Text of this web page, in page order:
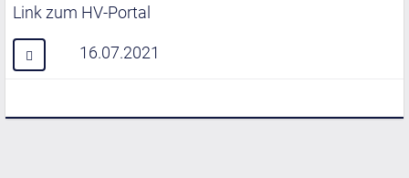
Link zum HV-Portal
16.07.2021